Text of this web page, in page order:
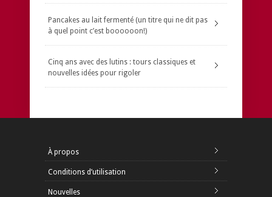
Pancakes au lait fermenté (un titre qui ne dit pas
à quel point c’est boooooon!)
Cinq ans avec des lutins : tours classiques et
nouvelles idées pour rigoler
À propos
Conditions d’utilisation
Nouvelles